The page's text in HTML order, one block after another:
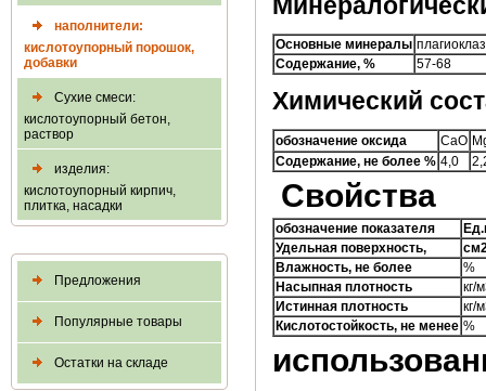
наполнители:
кислотоупорный порошок,
добавки
Сухие смеси:
кислотоупорный бетон,
раствор
изделия:
кислотоупорный кирпич,
плитка, насадки
Предложения
Популярные товары
Остатки на складе
Основные минералы
Содержание, %
57-68
Химический
обозначение оксида CaO
Содержание, не более % 4,0
Свойства
обозначение показателя
Удельная поверхность,
Влажность, не более
%
Насыпная плотность
кг/
Истинная плотность
кг/
Кислотостойкость, не менее %